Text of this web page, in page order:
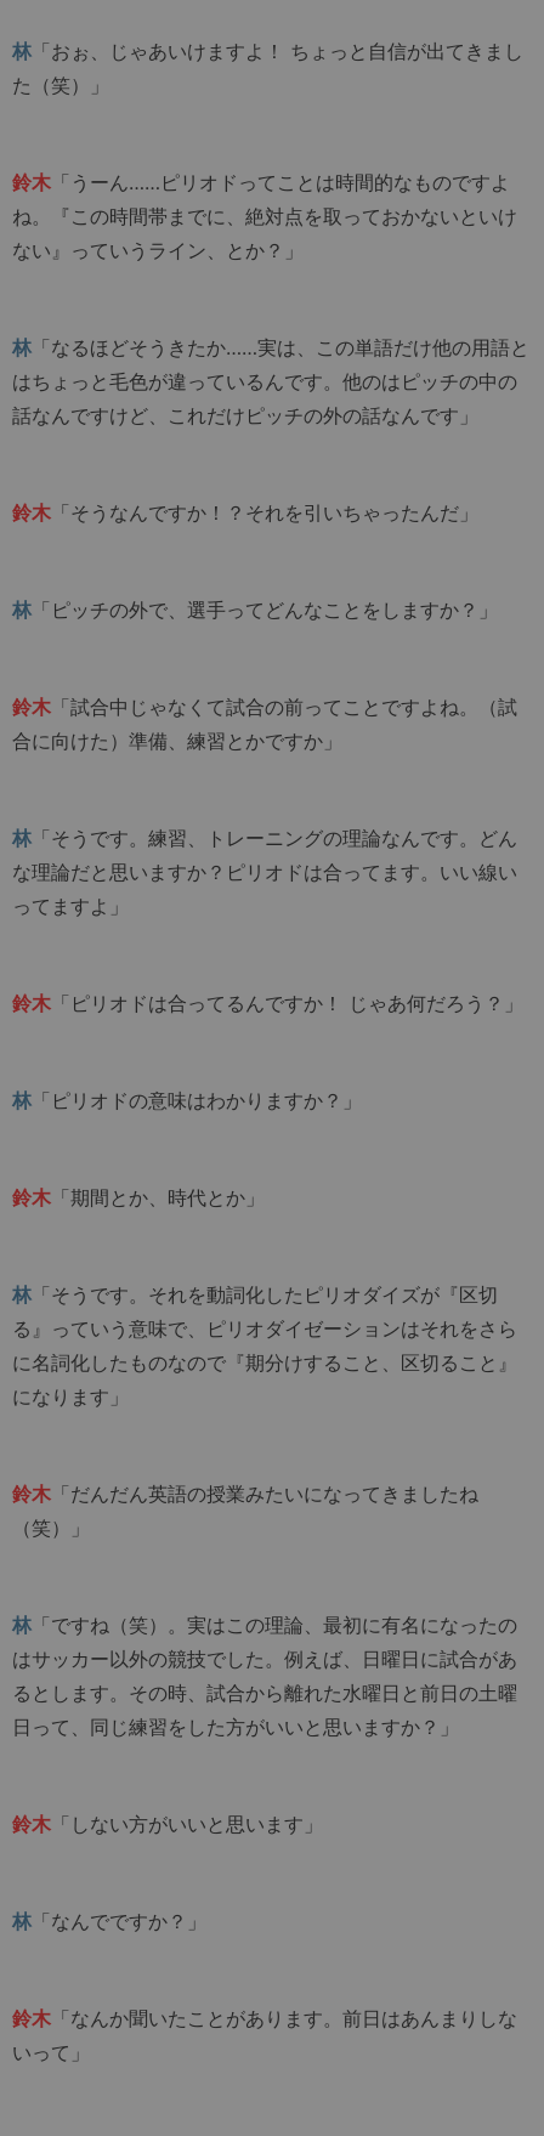
林 「おぉ、じゃあいけますよ！ ちょっと自信が出てきまし
た（笑）」
鈴木 「うーん……ピリオドってことは時間的なものですよ
ね。『この時間帯までに、絶対点を取っておかないといけ
ない』っていうライン、とか？」
林 「なるほどそうきたか……実は、この単語だけ他の用語と
はちょっと毛色が違っているんです。他のはピッチの中の
話なんですけど、これだけピッチの外の話なんです」
鈴木 「そうなんですか！？それを引いちゃったんだ」
林 「ピッチの外で、選手ってどんなことをしますか？」
鈴木 「試合中じゃなくて試合の前ってことですよね。（試
合に向けた）準備、練習とかですか」
林 「そうです。練習、トレーニングの理論なんです。どん
な理論だと思いますか？ピリオドは合ってます。いい線い
ってますよ」
鈴木 「ピリオドは合ってるんですか！ じゃあ何だろう？」
林 「ピリオドの意味はわかりますか？」
鈴木 「期間とか、時代とか」
林 「そうです。それを動詞化したピリオダイズが『区切
る』っていう意味で、ピリオダイゼーションはそれをさら
に名詞化したものなので『期分けすること、区切ること』
になります」
鈴木 「だんだん英語の授業みたいになってきましたね
（笑）」
林 「ですね（笑）。実はこの理論、最初に有名になったの
はサッカー以外の競技でした。例えば、日曜日に試合があ
るとします。その時、試合から離れた水曜日と前日の土曜
日って、同じ練習をした方がいいと思いますか？」
鈴木 「しない方がいいと思います」
林 「なんでですか？」
鈴木 「なんか聞いたことがあります。前日はあんまりしな
いって」